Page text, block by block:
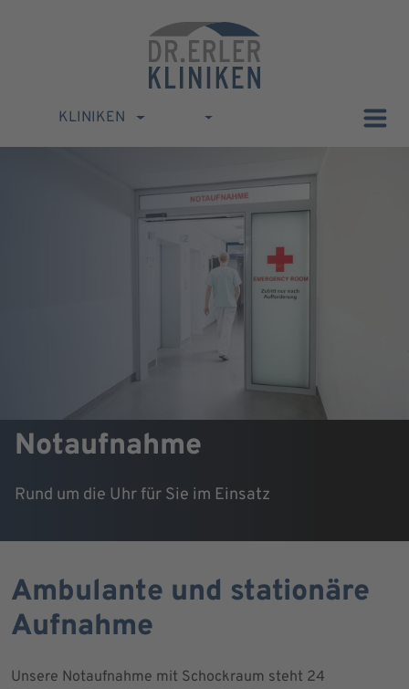
KLINIKEN
Notaufnahme
Rund um die Uhr für Sie im Einsatz
Ambulante und stationäre
Aufnahme
Unsere Notaufnahme mit Schockraum steht 24